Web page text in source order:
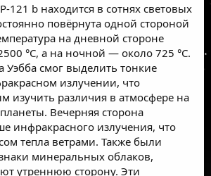
121 b находится в сотнях световых
повёрнута одной стороной
на дневной стороне
°C, а на ночной — около 725 °C.
Уэбба смог выделить тонкие
излучении, что
изучить различия в атмосфере на
Вечерняя сторона
инфракрасного излучения, что
тепла ветрами. Также были
минеральных облаков,
утреннюю сторону. Эти